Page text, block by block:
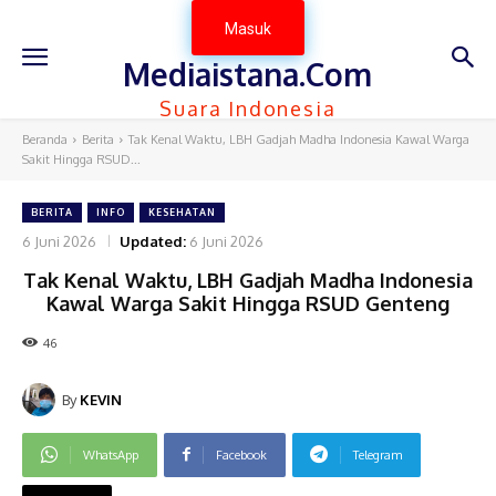
Masuk
Mediaistana.Com
Suara Indonesia
Beranda Berita
Tak Kenal Waktu, LBH Gadjah Madha Indonesia Kawal Warga
Sakit Hingga RSUD...
BERITA INFO KESEHATAN
6 Juni 2026 Updated: 6 Juni 2026
Tak Kenal Waktu, LBH Gadjah Madha Indonesia
Kawal Warga Sakit Hingga RSUD Genteng
46
By KEVIN
WhatsApp Facebook Telegram